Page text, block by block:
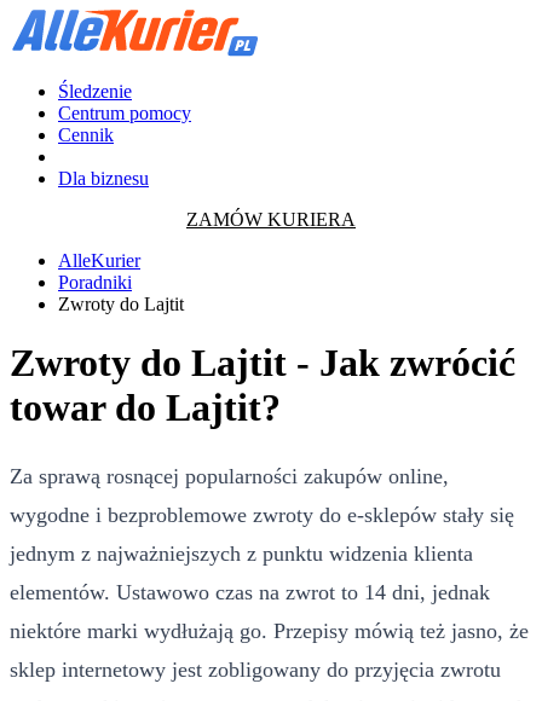
Śledzenie
Centrum pomocy
Cennik
Dla biznesu
ZAMÓW KURIERA
AlleKurier
Poradniki
Zwroty do Lajtit
Zwroty do Lajtit - Jak zwrócić
towar do Lajtit?
Za sprawą rosnącej popularności zakupów online,
wygodne i bezproblemowe zwroty do e-sklepów stały się
jednym z najważniejszych z punktu widzenia klienta
elementów. Ustawowo czas na zwrot to 14 dni, jednak
niektóre marki wydłużają go. Przepisy mówią też jasno, że
sklep internetowy jest zobligowany do przyjęcia zwrotu